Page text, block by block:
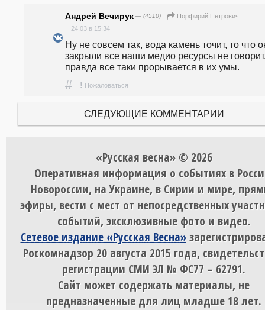
Андрей Вечирук — (4510)
Порфирий Петрович
24.03 в 15:34
Ну не совсем так, вода камень точит, то что
закрыли все наши медио ресурсы не
правда все таки прорывается в их умы.
# ! Пожаловаться
СЛЕДУЮЩИЕ КОММЕНТАРИИ
«Русская весна» © 2026
Оперативная информация о событиях в
Новороссии, на Украине, в Сирии и мире,
эфиры, вести с мест от непосредственных
событий, эксклюзивные фото и видео.
Сетевое издание «Русская Весна»
Роскомнадзор 20 августа 2015 года,
регистрации СМИ ЭЛ № ФС77 – 62791.
Сайт может содержать материалы, не
предназначенные для лиц младше 18 лет.